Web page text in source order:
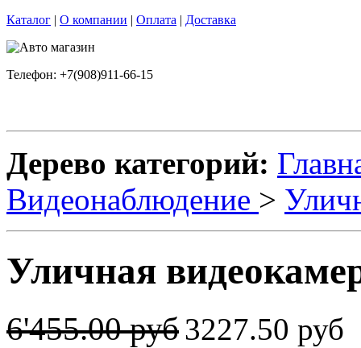
Каталог | О компании | Оплата | Доставка
Телефон: +7(908)911-66-15
Дерево категорий:
Видеонаблюдение >
Уличная
6'455.00 руб3227.50 руб